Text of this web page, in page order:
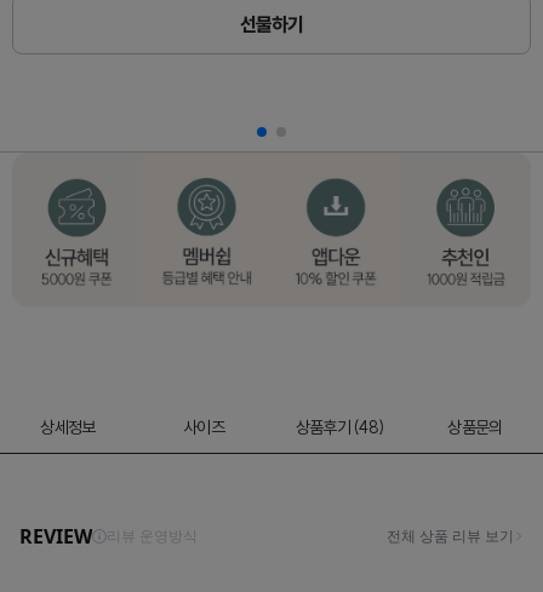
선물하기
상세정보 사이즈 상품후기 (48) 상품문의